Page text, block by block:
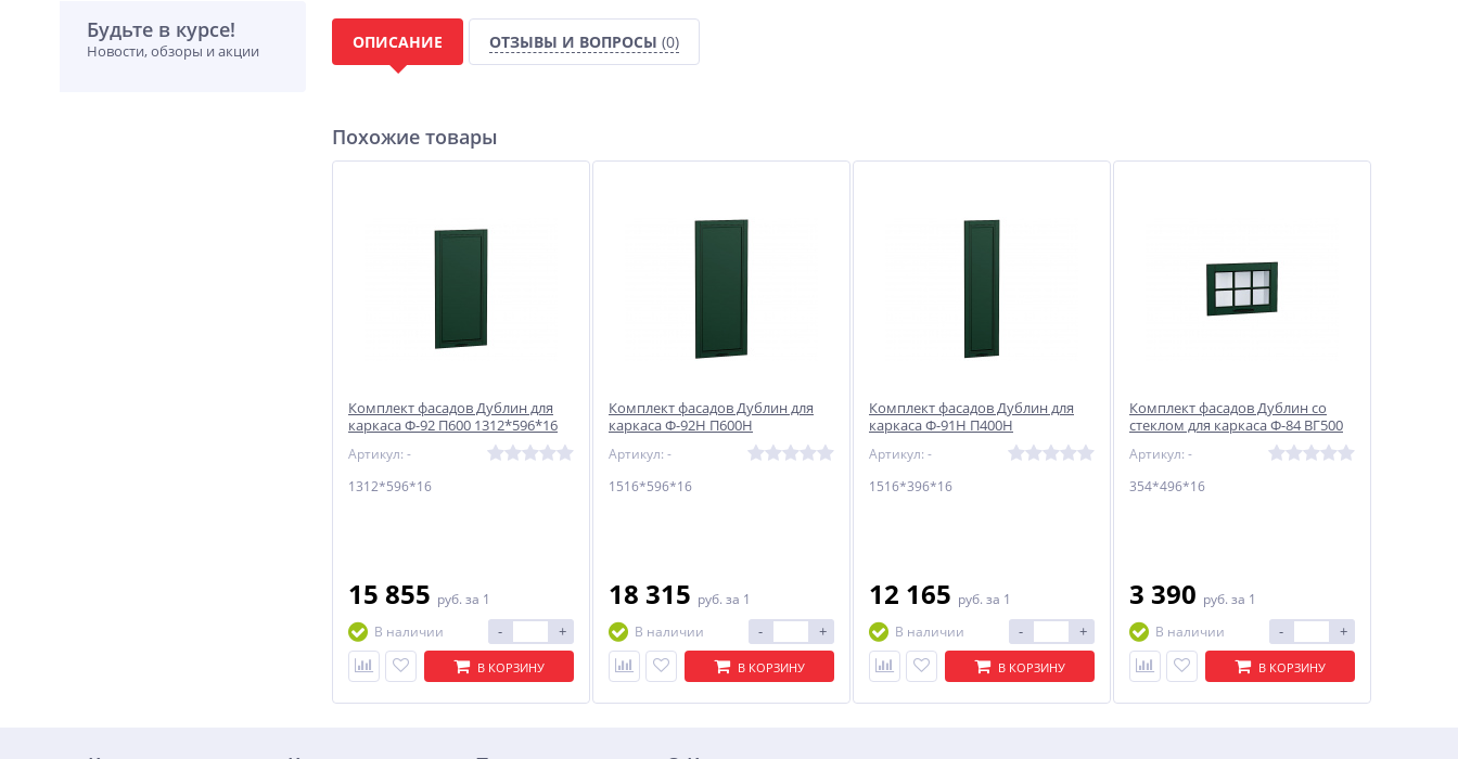
Будьте в курсе!
Новости, обзоры и акции ОПИСАНИЕ ОТЗЫВЫ И ВОПРОСЫ (0)
Похожие товары
Комплект фасадов Дублин для
каркаса Ф-92 П600 1312*596*16
Артикул: -
1312*596*16
15 855 руб. за 1
В наличии
- +
В КОРЗИНУ
Комплект фасадов Дублин для
каркаса Ф-92Н П600Н
1516*596*16 Special Green
Артикул: -
1516*596*16
18 315 руб. за 1
В наличии
- +
В КОРЗИНУ
Комплект фасадов Дублин для
каркаса Ф-91Н П400Н
1516*396*16 Special Green
Артикул: -
1516*396*16
12 165 руб. за 1
В наличии
- +
В КОРЗИНУ
Комплект фасадов Дублин со
стеклом для каркаса Ф-84 ВГ500
354*496*16 Special Green
Артикул: -
354*496*16
3 390 руб. за 1
В наличии
- +
В КОРЗИНУ